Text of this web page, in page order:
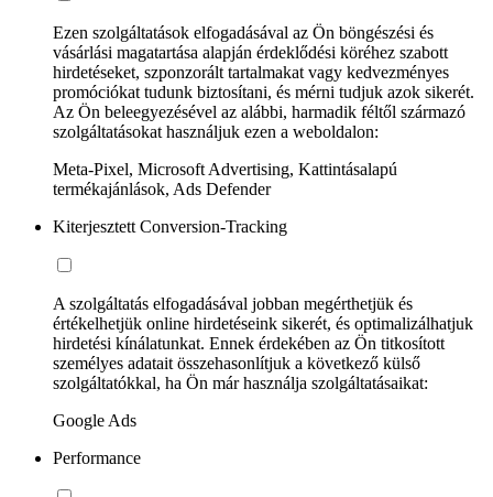
Ezen szolgáltatások elfogadásával az Ön böngészési és
vásárlási magatartása alapján érdeklődési köréhez szabott
hirdetéseket, szponzorált tartalmakat vagy kedvezményes
promóciókat tudunk biztosítani, és mérni tudjuk azok sikerét.
Az Ön beleegyezésével az alábbi, harmadik féltől származó
szolgáltatásokat használjuk ezen a weboldalon:
Meta-Pixel, Microsoft Advertising, Kattintásalapú
termékajánlások, Ads Defender
Kiterjesztett Conversion-Tracking
A szolgáltatás elfogadásával jobban megérthetjük és
értékelhetjük online hirdetéseink sikerét, és optimalizálhatjuk
hirdetési kínálatunkat. Ennek érdekében az Ön titkosított
személyes adatait összehasonlítjuk a következő külső
szolgáltatókkal, ha Ön már használja szolgáltatásaikat:
Google Ads
Performance